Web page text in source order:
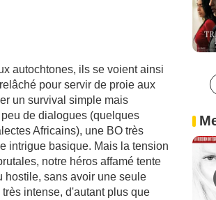
autochtones, ils se voient ainsi
pour servir de proie aux
un survival simple mais
de dialogues (quelques
Africains), une BO très
intrigue basique. Mais la tension
notre héros affamé tente
hostile, sans avoir une seule
intense, d'autant plus que